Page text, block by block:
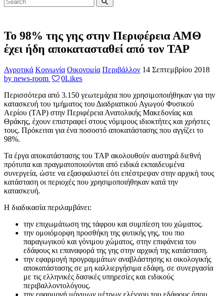
To 98% της γης στην Περιφέρεια ΑΜΘ
έχει ήδη αποκατασταθεί από τον ΤΑΡ
Αγροτικά Κοινωνία Οικονομία Περιβάλλον 14 Σεπτεμβρίου 2018
by news-room
0Likes
Περισσότερα από 3.150 γεωτεμάχια που χρησιμοποιήθηκαν για την
κατασκευή του τμήματος του Διαδριατικού Αγωγού Φυσικού
Αερίου (ΤΑΡ) στην Περιφέρεια Ανατολικής Μακεδονίας και
Θράκης, έχουν επιστραφεί στους νόμιμους ιδιοκτήτες και χρήστες
τους. Πρόκειται για ένα ποσοστό αποκατάστασης που αγγίζει το
98%.
Τα έργα αποκατάστασης του ΤΑΡ ακολουθούν αυστηρά διεθνή
πρότυπα και πραγματοποιούνται από ειδικά εκπαιδευμένα
συνεργεία, ώστε να εξασφαλιστεί ότι επέστρεψαν στην αρχική τους
κατάσταση οι περιοχές που χρησιμοποιήθηκαν κατά την
κατασκευή.
Η διαδικασία περιλαμβάνει:
την επιχωμάτωση της τάφρου και συμπίεση του χώματος.
την ομοιόμορφη προσθήκη της φυτικής γης, του πιο
παραγωγικού και γόνιμου χώματος, στην επιφάνεια του
εδάφους κι επαναφορά της γης στην αρχική της κατάσταση.
την εφαρμογή προγραμμάτων αναβλάστησης κι οικολογικής
αποκατάστασης σε μη καλλιεργήσιμα εδάφη, σε συνεργασία
με τις ελληνικές δασικές υπηρεσίες και ειδικούς
περιβαλλοντολόγους.
την εφαρμογή μόνιμων μέτρων ελέγχου του εδάφους όπου